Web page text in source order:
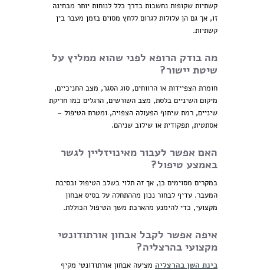
קשתיות שקופות נחשבות בדרך כלל לנוחות יותר מבחינה
זו, אך גם הן עלולות לגרום ללחץ מסוים בזמן מעבר בין
קשתיות.
מה בודק הרופא לפני שהוא ממליץ על
שיטת יישור?
חומרת הצפיידות או הרווחים, סוג הסגר, מצב החניכיים,
מיקום השיניים בלסת, מצב השורשים, הרגלים כמו חריקת
שיניים, רמת שיתוף הפעולה הצפויה, ומטרת הטיפול –
אסתטית, תפקודית או שילוב שניהם.
האם אפשר לעבור מאינויזליין לגשר
באמצע טיפול?
במקרים מסוימים כן, אך זה תלוי בשלב הטיפול ובסיבת
המעבר. עדיף לבחור נכון מההתחלה על בסיס אבחון
מקצועי, כדי להימנע מהארכת משך הטיפול הכוללת.
איפה אפשר לקבל אבחון אורתודונטי
מקצועי בהרצליה?
בינת השן בהרצליה מציעה אבחון אורתודונטי מקיף